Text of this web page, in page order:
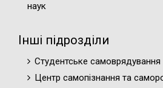
наук
Інші підрозділи
Студентське самоврядування
Центр самопізнання та